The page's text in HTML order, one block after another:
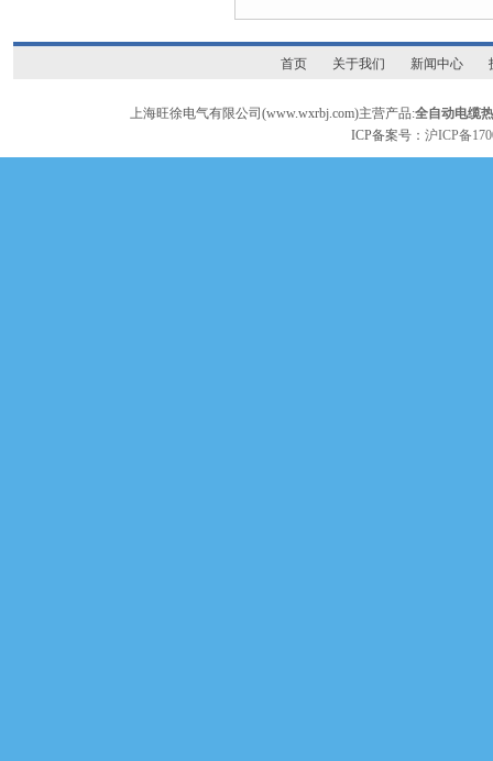
首页 关于我们 新闻中心
上海旺徐电气有限公司(www.wxrbj.com)主营产品:全自动电缆
ICP备案号：沪ICP备